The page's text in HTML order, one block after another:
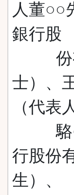
人董○○
銀行股
份有
士）、
（代表
駱○○
行股份
生）、